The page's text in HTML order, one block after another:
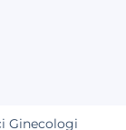
Ginecologi